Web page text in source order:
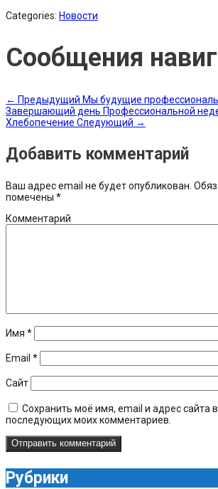
Categories: Новости
Сообщения
← Предыдущий Мы будущие
Завершающий день Профессиональной
Хлебопечение Следующий →
Добавить комментарий
Ваш адрес email не будет опубликован.
помечены *
Комментарий
Имя *
Email *
Сайт
Сохранить моё имя, email и адрес сайта
последующих моих комментариев.
Рубрики